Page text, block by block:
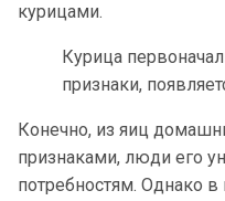
курицами.
Курица
признаки,
Конечно, из яиц
признаками, люди его
потребностям. Однако